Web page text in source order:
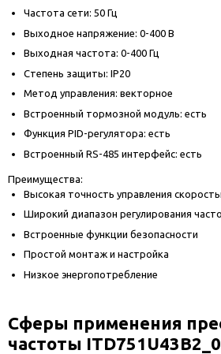
Частота сети: 50 Гц
Выходное напряжение: 0-400 В
Выходная частота: 0-400 Гц
Степень защиты: IP20
Метод управления: векторное
Встроенный тормозной модуль: есть
Функция PID-регулятора: есть
Встроенный RS-485 интерфейс: есть
Преимущества:
Высокая точность управления
Широкий диапазон регулирования
Встроенные функции безопасности
Простой монтаж и настройка
Низкое энергопотребление
Сферы применения
частоты